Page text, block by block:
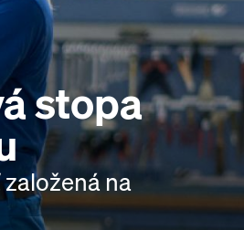
stopa
na